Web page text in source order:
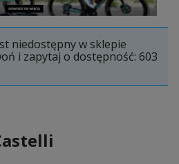
niedostępny w sklepie
i zapytaj o dostępność: 603